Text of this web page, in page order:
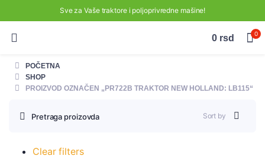
Sve za Vaše traktore i poljoprivredne mašine!
0 rsd 0
POČETNA
SHOP
PROIZVOD OZNAČEN „PR722B TRAKTOR NEW HOLLAND: LB115“
Pretraga proizovda Sort by
Clear filters